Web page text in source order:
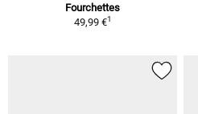
Fourchettes
49,99 €1